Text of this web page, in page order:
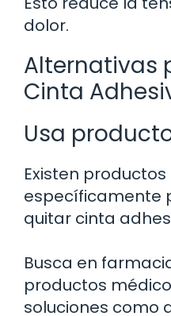
dolor.
Alternativas
Cinta
Usa
Existen
específicamente
quitar cinta
Busca en
productos
soluciones como